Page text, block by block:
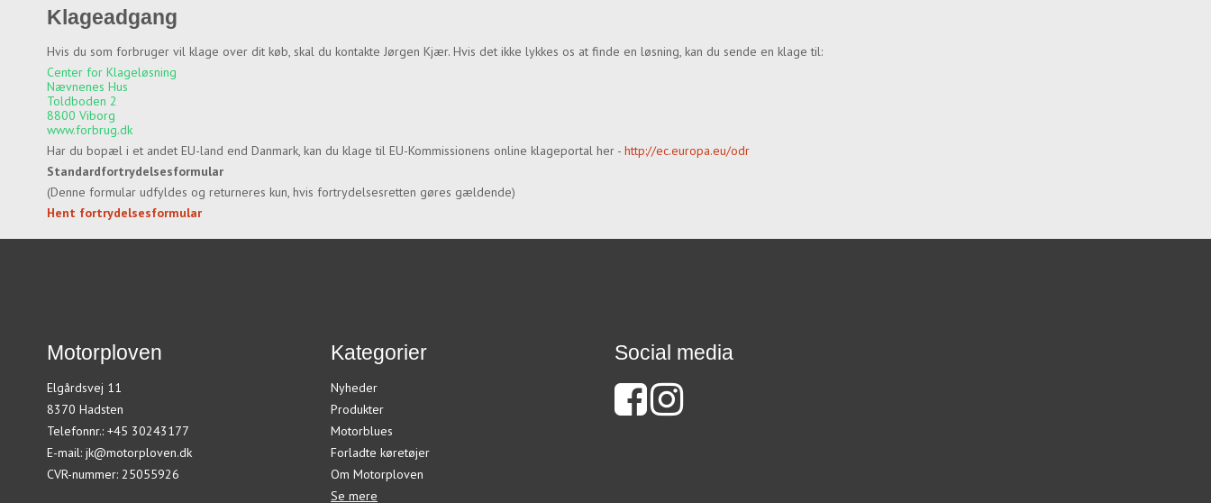
Klageadgang
Hvis du som forbruger vil klage over dit køb, skal du kontakte Jørgen Kjær. Hvis det ikke lykkes os at finde en løsning, kan du sende en klage til:
Center for Klageløsning
Nævnenes Hus
Toldboden 2
8800 Viborg
www.forbrug.dk
Har du bopæl i et andet EU-land end Danmark, kan du klage til EU-Kommissionens online klageportal her - http://ec.europa.eu/odr
Standardfortrydelsesformular
(Denne formular udfyldes og returneres kun, hvis fortrydelsesretten gøres gældende)
Hent fortrydelsesformular
Motorploven
Elgårdsvej 11
8370 Hadsten
Telefonnr.: +45 30243177
E-mail: jk@motorploven.dk
CVR-nummer: 25055926
Kategorier
Nyheder
Produkter
Motorblues
Forladte køretøjer
Om Motorploven
Se mere
Social media